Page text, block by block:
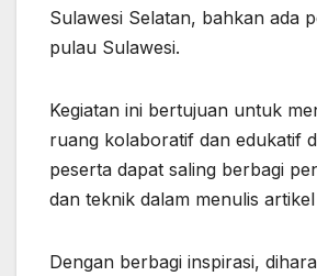
Sulawesi Selatan, bahkan ada
pulau Sulawesi.
Kegiatan ini bertujuan untuk
ruang kolaboratif dan edukatif
peserta dapat saling berbagi
dan teknik dalam menulis
Dengan berbagi inspirasi,